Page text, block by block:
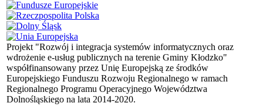
Projekt "Rozwój i integracja systemów informatycznych oraz
wdrożenie e-usług publicznych na terenie Gminy Kłodzko"
współfinansowany przez Unię Europejską ze środków
Europejskiego Funduszu Rozwoju Regionalnego w ramach
Regionalnego Programu Operacyjnego Województwa
Dolnośląskiego na lata 2014-2020.